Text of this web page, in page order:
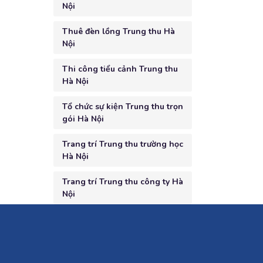
Nội
Thuê đèn lồng Trung thu Hà
Nội
Thi công tiểu cảnh Trung thu
Hà Nội
Tổ chức sự kiện Trung thu trọn
gói Hà Nội
Trang trí Trung thu trường học
Hà Nội
Trang trí Trung thu công ty Hà
Nội